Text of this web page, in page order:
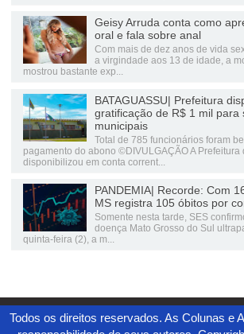
Geisy Arruda conta como
oral e fala sobre anal
Com mais de dez anos de vida
a virgindade aos 13 de idade, a
mostrou bastante exp...
BATAGUASSU| Prefeitura
gratificação de R$ 1 mil para
municipais
Total de 785 funcionários foram
pagamento do abono ©DIVULGAÇÃO A Prefeitura
disponibilizou em conta corrent...
PANDEMIA| Recorde: Com
MS registra 105 óbitos por
Somente nesta tarde, SES
doença Mato Grosso do Sul
quinta-feira (2), a m...
Todos os direitos reservados. As Colunas e